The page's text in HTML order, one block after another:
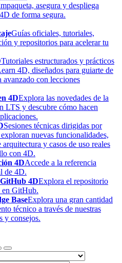
asegura y despliega
de forma segura.
Guías oficiales, tutoriales,
y repositorios para acelerar tu
Tutoriales estructurados y prácticos
4D, diseñados para guiarte de
avanzado con lecciones
4DExplora las novedades de la
LTS y descubre cómo hacen
Sesiones técnicas dirigidas por
nuevas funcionalidades,
arquitectura y casos de uso reales
con 4D.
4DAccede a la referencia
de 4D.
4DExplora el repositorio
GitHub.
BaseExplora una gran cantidad
técnico a través de nuestras
y consejos.